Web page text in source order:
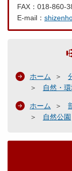
FAX：018-860-
E-mail：
ホーム
自然・
ホーム
自然公園